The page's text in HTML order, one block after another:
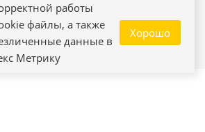
Самара, ул. Зои
Космодемьянской, 21
работы
файлы, а также
данные в
Метрику
Хорошо